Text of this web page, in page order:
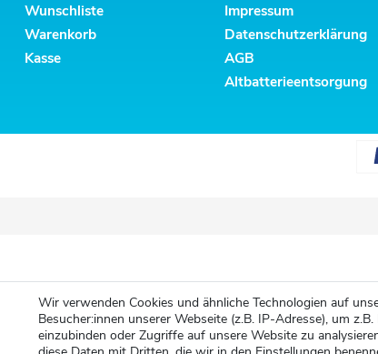
Wir verwenden Cookies und ähnliche Technologien auf
Besucher:innen unserer Webseite (z.B. IP-Adresse), um
einzubinden oder Zugriffe auf unsere Website zu
Wunschliste
Warenkorb
Kasse
Impressum
Datenschutzerklärung
AGB
Altbatterieentsorgung